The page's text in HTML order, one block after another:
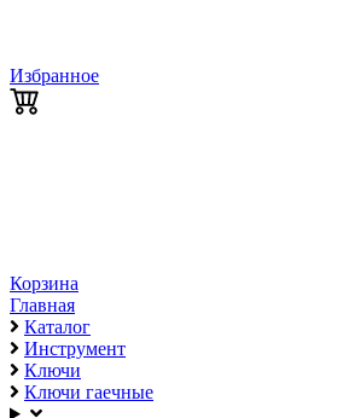
Избранное
Корзина
Главная
Каталог
Инструмент
Ключи
Ключи гаечные